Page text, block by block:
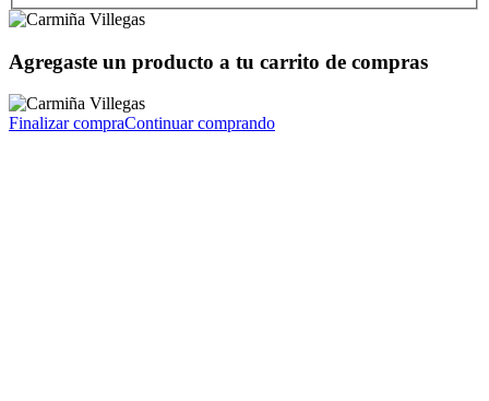
Agregaste un producto a tu carrito de compras
Finalizar compraContinuar comprando